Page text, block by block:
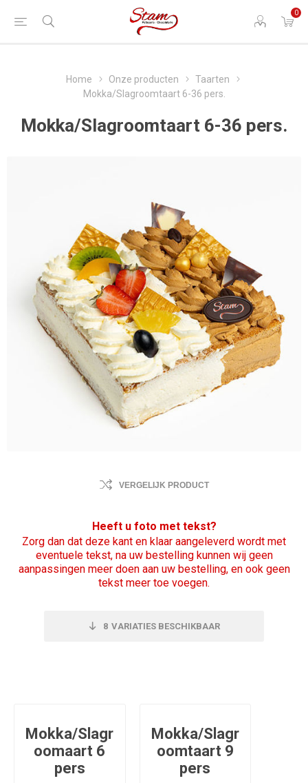
0
Home Onze producten
Taarten
Mokka/Slagroomtaart 6-36 pers.
Mokka/Slagroomtaart 6-36 pers.
VERGELIJK PRODUCT
Heeft u foto met tekst?
Zorg dan dat deze kant en klaar aangeleverd wordt met
eventuele tekst, na uw bestelling kunnen wij geen
aanpassingen meer doen aan uw bestelling, en ook geen
tekst meer toe voegen.
8 VARIATIES BESCHIKBAAR
Mokka/Slagr
oomaart 6
pers
Mokka/Slagr
oomtaart 9
pers